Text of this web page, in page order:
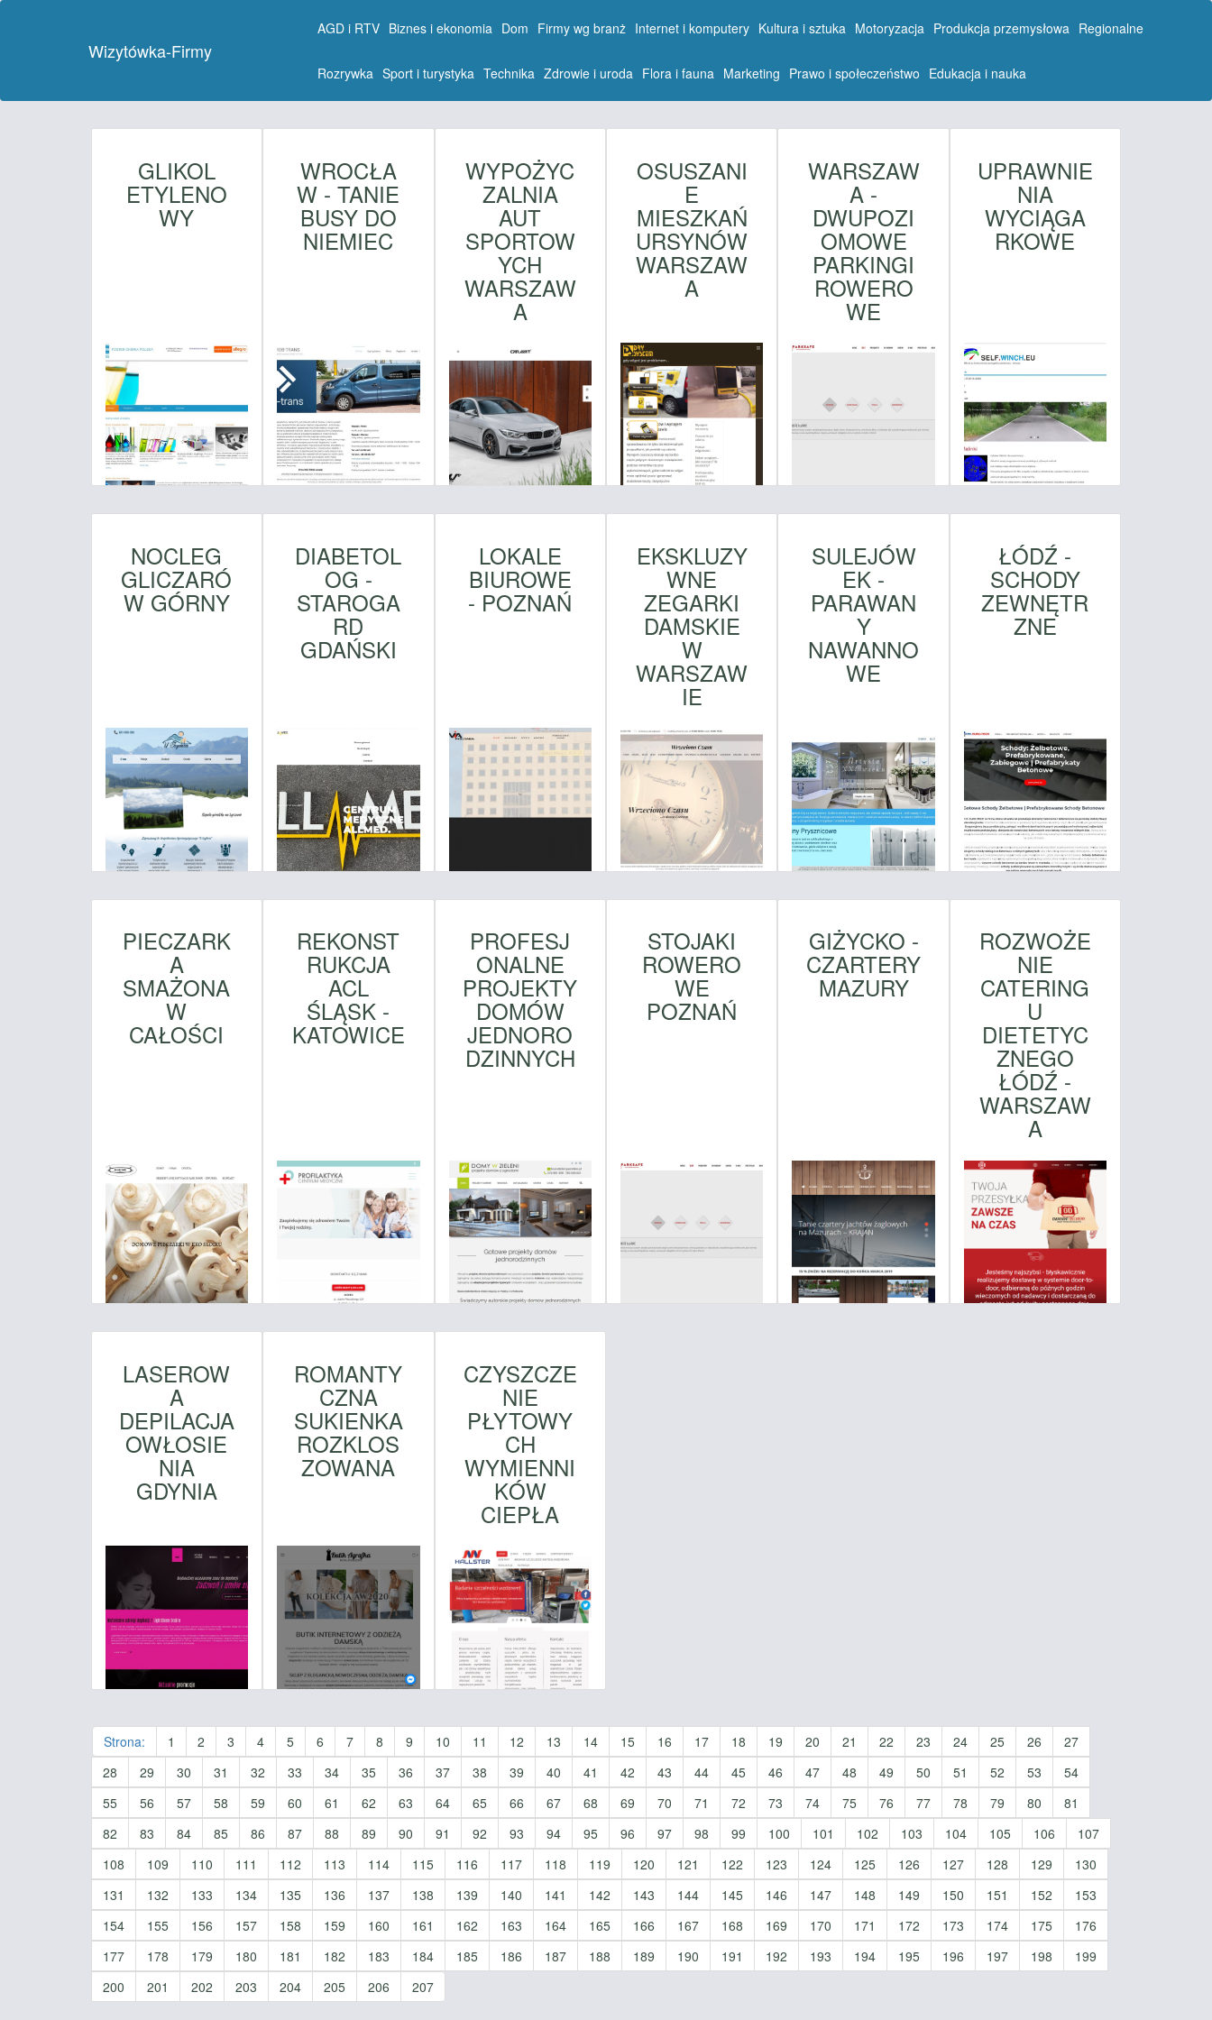
Wizytówka-Firmy
AGD i RTV Biznes i ekonomia Dom Firmy wg branż Internet i komputery Kultura i sztuka Motoryzacja Produkcja przemysłowa Regionalne
Rozrywka Sport i turystyka Technika Zdrowie i uroda Flora i fauna Marketing Prawo i społeczeństwo Edukacja i nauka
GLIKOL
ETYLENO
WY
WROCŁA
W - TANIE
BUSY DO
NIEMIEC
WYPOŻYC
ZALNIA
AUT
SPORTOW
YCH
WARSZAW
A
OSUSZANI
E
MIESZKAŃ
URSYNÓW
WARSZAW
A
WARSZAW
A -
DWUPOZI
OMOWE
PARKINGI
ROWERO
WE
UPRAWNIE
NIA
WYCIĄGA
RKOWE
NOCLEG
GLICZARÓ
W GÓRNY
DIABETOL
OG -
STAROGA
RD
GDAŃSKI
LOKALE
BIUROWE
- POZNAŃ
EKSKLUZY
WNE
ZEGARKI
DAMSKIE
W
WARSZAW
IE
SULEJÓW
EK -
PARAWAN
Y
NAWANNO
WE
ŁÓDŹ -
SCHODY
ZEWNĘTR
ZNE
PIECZARK
A
SMAŻONA
W
CAŁOŚCI
REKONST
RUKCJA
ACL
ŚLĄSK -
KATOWICE
PROFESJ
ONALNE
PROJEKTY
DOMÓW
JEDNORO
DZINNYCH
STOJAKI
ROWERO
WE
POZNAŃ
GIŻYCKO -
CZARTERY
MAZURY
ROZWOŻE
NIE
CATERING
U
DIETETYC
ZNEGO
ŁÓDŹ -
WARSZAW
A
LASEROW
A
DEPILACJA
OWŁOSIE
NIA
GDYNIA
ROMANTY
CZNA
SUKIENKA
ROZKLOS
ZOWANA
CZYSZCZE
NIE
PŁYTOWY
CH
WYMIENNI
KÓW
CIEPŁA
Strona: 1 2 3 4 5 6 7 8 9 10 11 12 13 14 15 16 17 18 19 20 21 22 23 24 25 26
27
28
29 30 31 32 33 34 35 36 37 38 39 40 41 42 43 44 45 46 47 48 49 50 51 52 53
54
55
56 57 58 59 60 61 62 63 64 65 66 67 68 69 70 71 72 73 74 75 76 77 78 79 80
81
82
83 84 85 86 87 88 89 90 91 92 93 94 95 96 97 98 99 100 101 102 103 104 105 106
107
108
109 110 111 112 113 114 115 116 117 118 119 120 121 122 123 124 125 126 127 128 129
130
131
132 133 134 135 136 137 138 139 140 141 142 143 144 145 146 147 148 149 150 151 152
153
154
155 156 157 158 159 160 161 162 163 164 165 166 167 168 169 170 171 172 173 174 175
176
177
178 179 180 181 182 183 184 185 186 187 188 189 190 191 192 193 194 195 196 197 198
199
200
201 202 203 204 205 206 207